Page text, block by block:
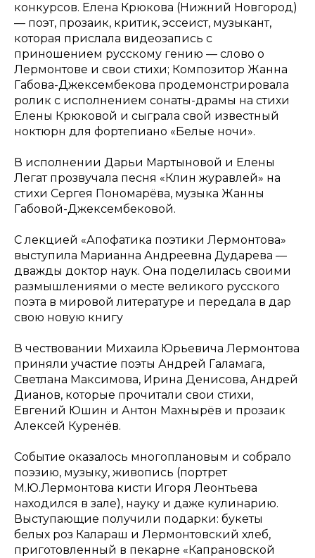
конкурсов. Елена Крюкова (Нижний Новгород)
— поэт, прозаик, критик, эссеист, музыкант,
которая прислала видеозапись с
приношением русскому гению — слово о
Лермонтове и свои стихи; Композитор Жанна
Габова-Джексембекова продемонстрировала
ролик с исполнением сонаты-драмы на стихи
Елены Крюковой и сыграла свой известный
ноктюрн для фортепиано «Белые ночи».
В исполнении Дарьи Мартыновой и Елены
Легат прозвучала песня «Клин журавлей» на
стихи Сергея Пономарёва, музыка Жанны
Габовой-Джексембековой.
С лекцией «Апофатика поэтики Лермонтова»
выступила Марианна Андреевна Дударева —
дважды доктор наук. Она поделилась своими
размышлениями о месте великого русского
поэта в мировой литературе и передала в дар
свою новую книгу
В чествовании Михаила Юрьевича Лермонтова
приняли участие поэты Андрей Галамага,
Светлана Максимова, Ирина Денисова, Андрей
Дианов, которые прочитали свои стихи,
Евгений Юшин и Антон Махнырёв и прозаик
Алексей Куренёв.
Событие оказалось многоплановым и собрало
поэзию, музыку, живопись (портрет
М.Ю.Лермонтова кисти Игоря Леонтьева
находился в зале), науку и даже кулинарию.
Выступающие получили подарки: букеты
белых роз Калараш и Лермонтовский хлеб,
приготовленный в пекарне «Капрановской